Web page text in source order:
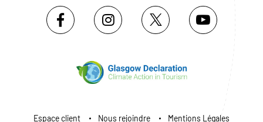
Espace client Nous rejoindre Mentions Légales